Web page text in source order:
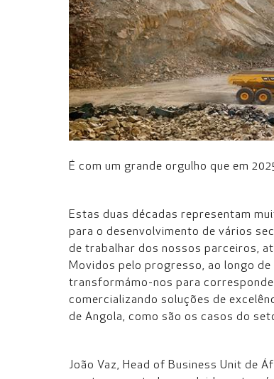
É com um grande orgulho que em
Estas duas décadas representam
para o desenvolvimento de vários
de trabalhar dos nossos parceiros,
Movidos pelo progresso, ao longo
transformámo-nos para
comercializando soluções de
de Angola, como são os casos do
João Vaz, Head of Business Unit de